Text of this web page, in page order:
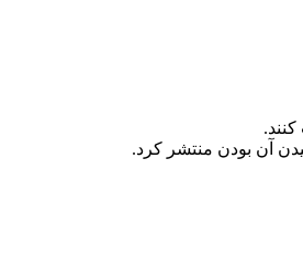
آن بودن منتشر کرد.